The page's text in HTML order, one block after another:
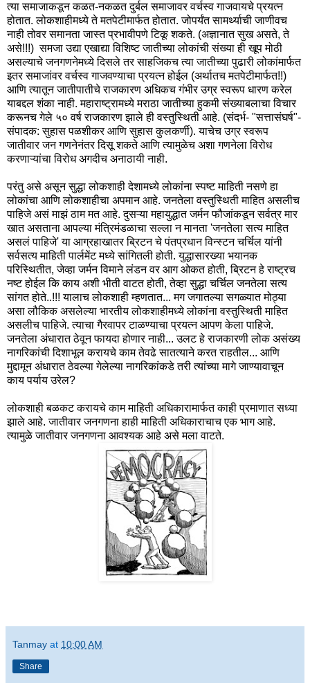
त्या समाजाकडून कळत-नकळत दुर्बल समाजावर वर्चस्व गाजवायचे प्रयत्न
होतात. लोकशाहीमध्ये ते मतपेटीमार्फत होतात. जोपर्यंत सामर्थ्याची जाणीवच
नाही तोवर समानता जास्त प्रभावीपणे टिकू शकते. (अज्ञानात सुख असते, ते
असे!!!) समजा उद्या एखाद्या विशिष्ट जातीच्या लोकांची संख्या ही खूप मोठी
असल्याचे जनगणनेमध्ये दिसले तर साहजिकच त्या जातीच्या पुढारी लोकांमार्फत
इतर समाजांवर वर्चस्व गाजवण्याचा प्रयत्न होईल (अर्थातच मतपेटीमार्फत!!)
आणि त्यातून जातीपातीचे राजकारण अधिकच गंभीर उग्र स्वरूप धारण करेल
याबद्दल शंका नाही. महाराष्ट्रामध्ये मराठा जातीच्या हुकमी संख्याबलाचा विचार
करूनच गेले ५० वर्ष राजकारण झाले ही वस्तुस्थिती आहे. (संदर्भ- "सत्तासंघर्ष"-
संपादक: सुहास पळशीकर आणि सुहास कुलकर्णी). याचेच उग्र स्वरूप
जातीवार जन गणनेनंतर दिसू शकते आणि त्यामुळेच अशा गणनेला विरोध
करणाऱ्यांचा विरोध अगदीच अनाठायी नाही.
परंतु असे असून सुद्धा लोकशाही देशामध्ये लोकांना स्पष्ट माहिती नसणे हा
लोकांचा आणि लोकशाहीचा अपमान आहे. जनतेला वस्तुस्थिती माहित असलीच
पाहिजे असं माझं ठाम मत आहे. दुसऱ्या महायुद्धात जर्मन फौजांकडून सर्वत्र मार
खात असताना आपल्या मंत्रिमंडळाचा सल्ला न मानता 'जनतेला सत्य माहित
असलं पाहिजे' या आग्रहाखातर ब्रिटन चे पंतप्रधान विन्स्टन चर्चिल यांनी
सर्वसत्य माहिती पार्लमेंट मध्ये सांगितली होती. युद्धासारख्या भयानक
परिस्थितीत, जेव्हा जर्मन विमाने लंडन वर आग ओकत होती, ब्रिटन हे राष्ट्रच
नष्ट होईल कि काय अशी भीती वाटत होती, तेव्हा सुद्धा चर्चिल जनतेला सत्य
सांगत होते..!!! यालाच लोकशाही म्हणतात... मग जगातल्या सगळ्यात मोठ्या
असा लौकिक असलेल्या भारतीय लोकशाहीमध्ये लोकांना वस्तुस्थिती माहित
असलीच पाहिजे. त्याचा गैरवापर टाळण्याचा प्रयत्न आपण केला पाहिजे.
जनतेला अंधारात ठेवून फायदा होणार नाही... उलट हे राजकारणी लोक असंख्य
नागरिकांची दिशाभूल करायचे काम तेवढे सातत्याने करत राहतील... आणि
मुद्दामून अंधारात ठेवल्या गेलेल्या नागरिकांकडे तरी त्यांच्या मागे जाण्यावाचून
काय पर्याय उरेल?
लोकशाही बळकट करायचे काम माहिती अधिकारामार्फत काही प्रमाणात सध्या
झाले आहे. जातीवार जनगणना हाही माहिती अधिकाराचाच एक भाग आहे.
त्यामुळे जातीवार जनगणना आवश्यक आहे असे मला वाटते.
Tanmay at 10:00 AM
Share